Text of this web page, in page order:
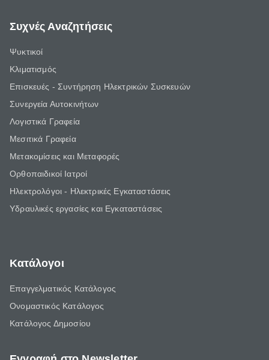
Συχνές Αναζητήσεις
Ψυκτικοί
Κλιματισμός
Επισκευές - Συντήρηση Ηλεκτρικών Συσκευών
Συνεργεία Αυτοκινήτων
Λογιστικά Γραφεία
Μεσιτικά Γραφεία
Μετακομίσεις και Μεταφορές
Ορθοπαιδικοί Ιατροί
Ηλεκτρολόγοι - Ηλεκτρικές Εγκαταστάσεις
Υδραυλικές εργασίες και Εγκαταστάσεις
Κατάλογοι
Επαγγελματικός Κατάλογος
Ονομαστικός Κατάλογος
Κατάλογος Δημοσίου